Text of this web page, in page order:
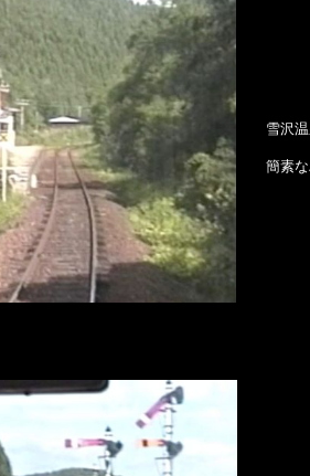
雪沢
簡素